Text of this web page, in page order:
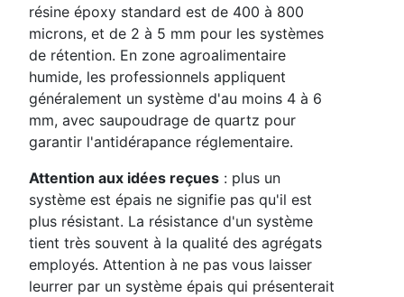
résine époxy standard est de 400 à 800
microns, et de 2 à 5 mm pour les systèmes
de rétention. En zone agroalimentaire
humide, les professionnels appliquent
généralement un système d'au moins 4 à 6
mm, avec saupoudrage de quartz pour
garantir l'antidérapance réglementaire.
Attention aux idées reçues : plus un
système est épais ne signifie pas qu'il est
plus résistant. La résistance d'un système
tient très souvent à la qualité des agrégats
employés. Attention à ne pas vous laisser
leurrer par un système épais qui présenterait